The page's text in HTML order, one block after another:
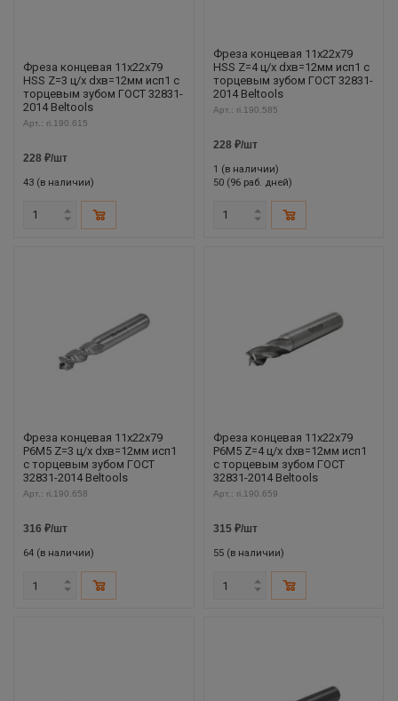
Фреза концевая 11х22х79
HSS Z=3 ц/х dхв=12мм исп1 с
торцевым зубом ГОСТ 32831-
2014 Beltools
Арт.: ri.190.615
228 ₽/шт
43 (в наличии)
Фреза концевая 11х22х79
HSS Z=4 ц/х dхв=12мм исп1 с
торцевым зубом ГОСТ 32831-
2014 Beltools
Арт.: ri.190.585
228 ₽/шт
1 (в наличии)
50 (96 раб. дней)
Фреза концевая 11х22х79
Р6М5 Z=3 ц/х dхв=12мм исп1
с торцевым зубом ГОСТ
32831-2014 Beltools
Арт.: ri.190.658
316 ₽/шт
64 (в наличии)
Фреза концевая 11х22х79
Р6М5 Z=4 ц/х dхв=12мм исп1
с торцевым зубом ГОСТ
32831-2014 Beltools
Арт.: ri.190.659
315₽/шт
55 (в наличии)